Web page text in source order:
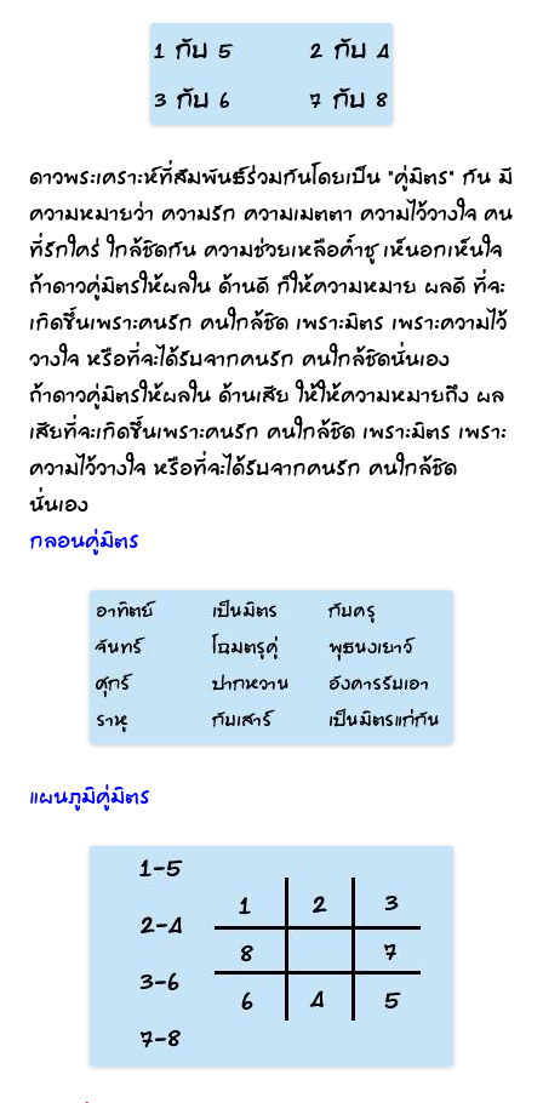
ดาวพระเคราะห์ที่สัมพันธ์ร่วมกันโดยเป็น “คู่มิตร” กัน มี
ความหมายว่า ความรัก ความเมตตา ความไว้วางใจ คน
ที่รักใคร่ ใกล้ชิดกัน ความช่วยเหลือค้ำชู เห็นอกเห็นใจ
ถ้าดาวคู่มิตรให้ผลใน ด้านดี ก็ให้ความหมาย ผลดี ที่จะ
เกิดขึ้นเพราะคนรัก คนใกล้ชิด เพราะมิตร เพราะความไว้
วางใจ หรือที่จะได้รับจากคนรัก คนใกล้ชิดนั่นเอง
ถ้าดาวคู่มิตรให้ผลใน ด้านเสีย ให้ให้ความหมายถึง ผล
เสียที่จะเกิดขึ้นเพราะคนรัก คนใกล้ชิด เพราะมิตร เพราะ
ความไว้วางใจ หรือที่จะได้รับจากคนรัก คนใกล้ชิด
นั่นเอง
กลอนคู่มิตร
แผนภูมิคู่มิตร